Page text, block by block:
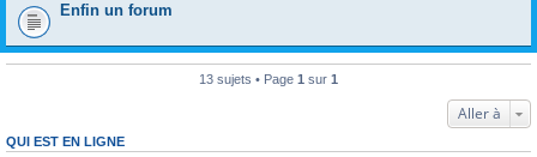
Enfin un forum
13 sujets • Page 1 sur 1
Aller à
QUI EST EN LIGNE